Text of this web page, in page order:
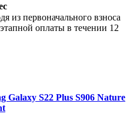
из первоначального взноса
оплаты в течении 12
Galaxy S22 Plus S906 Nature